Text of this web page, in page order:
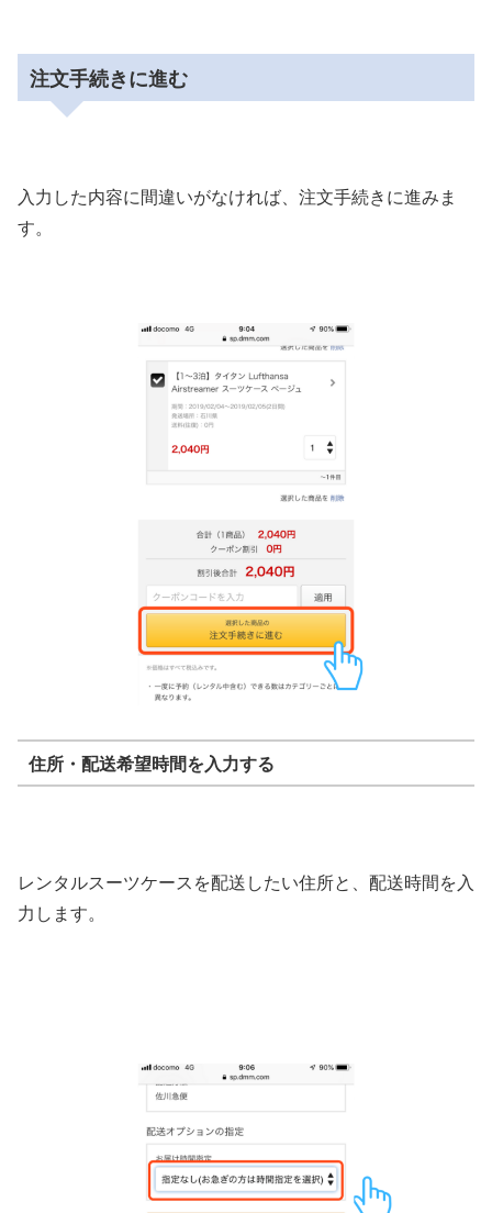
注文手続きに進む
入力した内容に間違いがなければ、注文手続きに進みま
す。
住所・配送希望時間を入力する
レンタルスーツケースを配送したい住所と、配送時間を入
力します。